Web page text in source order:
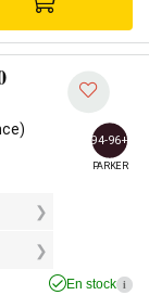
94-96+
PARKER
En stock i